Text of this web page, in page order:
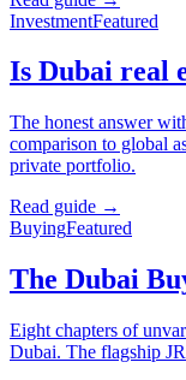
InvestmentFeatured
Is Dubai real
The honest answer
comparison to global
private portfolio.
Read guide →
BuyingFeatured
The Dubai
Eight chapters of
Dubai. The flagship